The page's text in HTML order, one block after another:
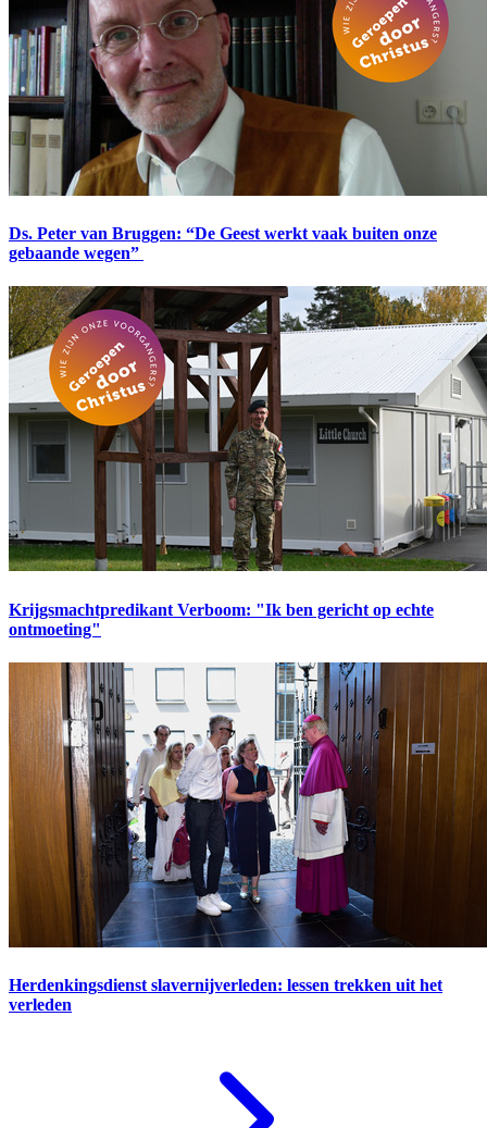
Ds. Peter van Bruggen: “De Geest werkt vaak buiten onze
gebaande wegen”
Krijgsmachtpredikant Verboom: "Ik ben gericht op echte
ontmoeting"
Herdenkingsdienst slavernijverleden: lessen trekken uit het
verleden